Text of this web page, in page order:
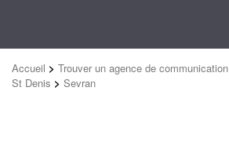
Accueil > Trouver un agence de communication
St Denis > Sevran